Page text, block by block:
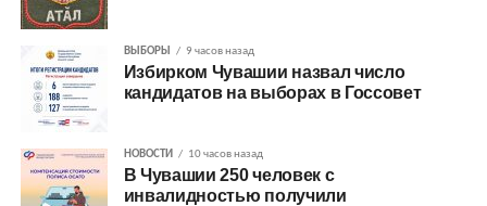
ВЫБОРЫ 9 часов назад
Избирком Чувашии назвал число
кандидатов на выборах в Госсовет
НОВОСТИ 10 часов назад
В Чувашии 250 человек с
инвалидностью получили